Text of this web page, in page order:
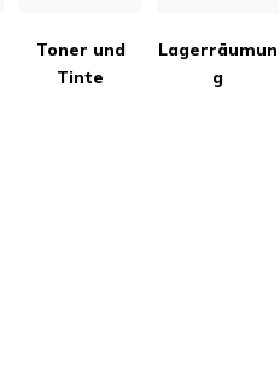
Toner und
Tinte
Lagerräumun
g